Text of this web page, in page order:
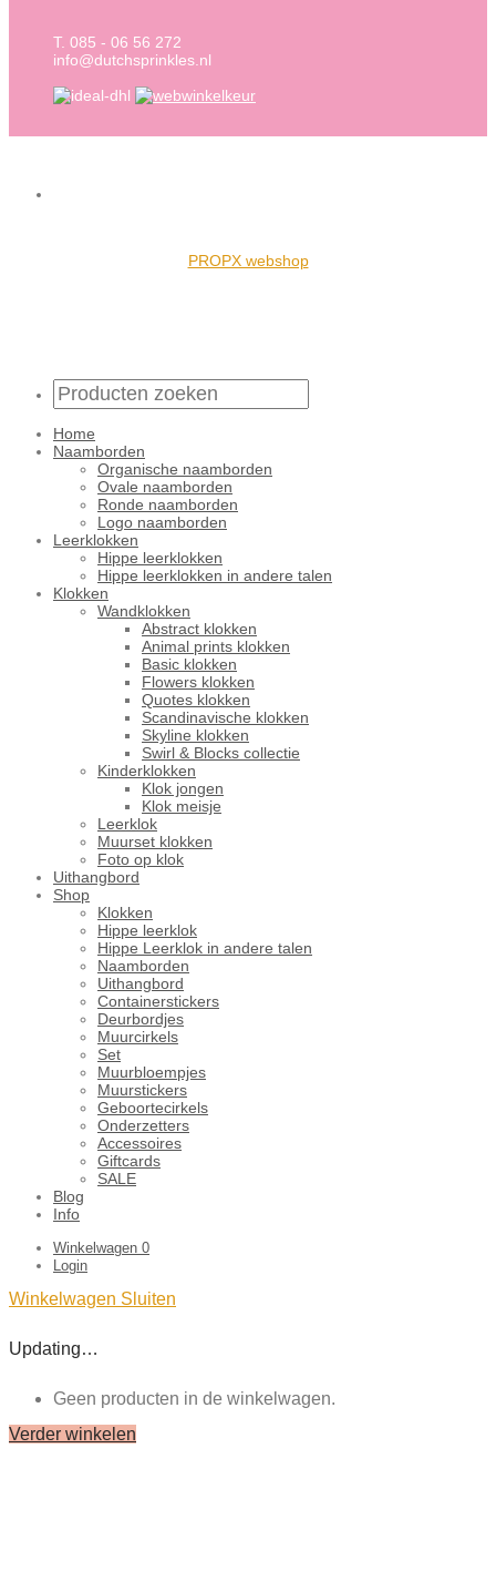
T. 085 - 06 56 272
info@dutchsprinkles.nl
PROPX webshop
Home
Naamborden
Organische naamborden
Ovale naamborden
Ronde naamborden
Logo naamborden
Leerklokken
Hippe leerklokken
Hippe leerklokken in andere talen
Klokken
Wandklokken
Abstract klokken
Animal prints klokken
Basic klokken
Flowers klokken
Quotes klokken
Scandinavische klokken
Skyline klokken
Swirl & Blocks collectie
Kinderklokken
Klok jongen
Klok meisje
Leerklok
Muurset klokken
Foto op klok
Uithangbord
Shop
Klokken
Hippe leerklok
Hippe Leerklok in andere talen
Naamborden
Uithangbord
Containerstickers
Deurbordjes
Muurcirkels
Set
Muurbloempjes
Muurstickers
Geboortecirkels
Onderzetters
Accessoires
Giftcards
SALE
Blog
Info
Winkelwagen 0
Login
Winkelwagen Sluiten
Updating…
Geen producten in de winkelwagen.
Verder winkelen